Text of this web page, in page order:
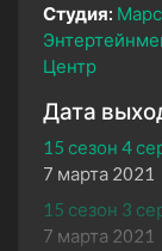
Студия:
Центр
Дата
15 сезон 4
7 марта 2021
15 сезон 3
7 марта 2021